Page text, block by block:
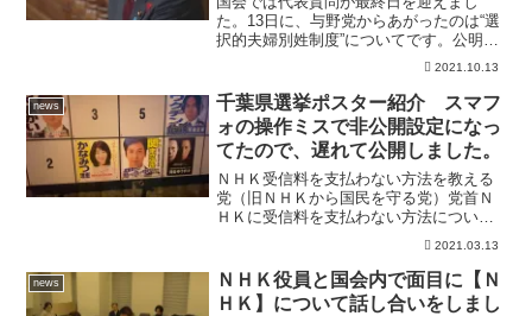
た。13日に、与野党からあがったのは“選
択的夫婦別姓制度”についてです。公明
党・山口代表：「結婚により改姓するの
それぞれの姓を変えることなく結婚でき
るよう、制度導入を実...
2021.10.13
news
千葉県選挙ポスター紹介 スマフ
ォの操作ミスで非公開設定になっ
てたので、遅れて公開しました。
ＮＨＫ受信料を支払わない方法を教える
党（旧ＮＨＫから国民を守る党）党首Ｎ
ＨＫに受信料を支払わない方法について
は、03-3696-0750ＮＨＫ受信料を支払わ
ない方法を教える党のコールセンターに
電話するか、ＮＨＫフリダイヤル0120-
1515...
2021.03.13
news
ＮＨＫ役員と国会内で面目に【Ｎ
ＨＫ】について話し合いをしまし